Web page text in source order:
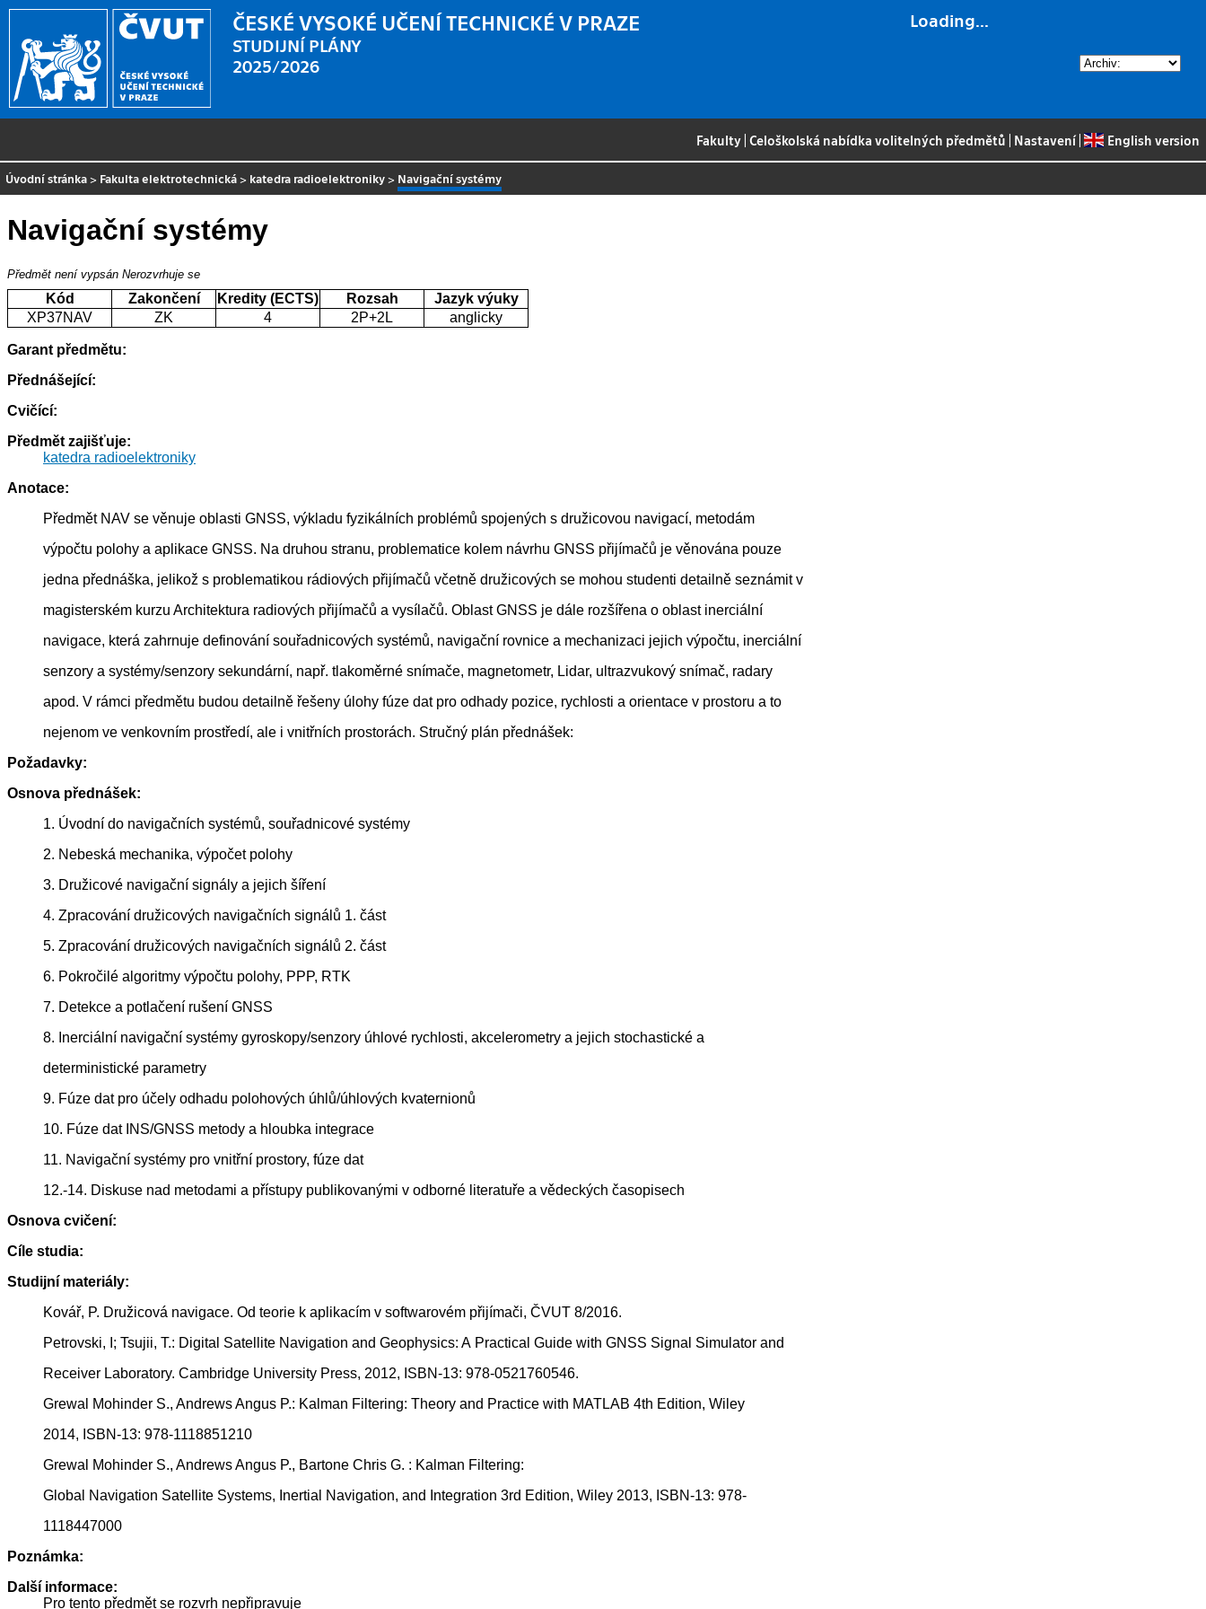
Loading...
ČESKÉ VYSOKÉ UČENÍ TECHNICKÉ V PRAZE
STUDIJNÍ PLÁNY
2025/2026
Fakulty |Celoškolská nabídka volitelných předmětů Nastavení| English version
Úvodní stránka > Fakulta elektrotechnická > katedra radioelektroniky > Navigační systémy
Navigační systémy
Předmět není vypsán Nerozvrhuje se
Kód Zakončení Kredity (ECTS) Rozsah
Jazyk výuky
XP37NAV
ZK 4 2P+2L anglicky
Garant předmětu:
Přednášející:
Cvičící:
Předmět zajišťuje:
katedra radioelektroniky
Anotace:
Předmět NAV se věnuje oblasti GNSS, výkladu fyzikálních problémů spojených s družicovou navigací, metodám
výpočtu polohy a aplikace GNSS. Na druhou stranu, problematice kolem návrhu GNSS přijímačů je věnována pouze
jedna přednáška, jelikož s problematikou rádiových přijímačů včetně družicových se mohou studenti detailně seznámit v
magisterském kurzu Architektura radiových přijímačů a vysílačů. Oblast GNSS je dále rozšířena o oblast inerciální
navigace, která zahrnuje definování souřadnicových systémů, navigační rovnice a mechanizaci jejich výpočtu, inerciální
senzory a systémy/senzory sekundární, např. tlakoměrné snímače, magnetometr, Lidar, ultrazvukový snímač, radary
apod. V rámci předmětu budou detailně řešeny úlohy fúze dat pro odhady pozice, rychlosti a orientace v prostoru a to
nejenom ve venkovním prostředí, ale i vnitřních prostorách. Stručný plán přednášek:
Požadavky:
Osnova přednášek:
1. Úvodní do navigačních systémů, souřadnicové systémy
2. Nebeská mechanika, výpočet polohy
3. Družicové navigační signály a jejich šíření
4. Zpracování družicových navigačních signálů 1. část
5. Zpracování družicových navigačních signálů 2. část
6. Pokročilé algoritmy výpočtu polohy, PPP, RTK
7. Detekce a potlačení rušení GNSS
8. Inerciální navigační systémy gyroskopy/senzory úhlové rychlosti, akcelerometry a jejich stochastické a
deterministické parametry
9. Fúze dat pro účely odhadu polohových úhlů/úhlových kvaternionů
10. Fúze dat INS/GNSS metody a hloubka integrace
11. Navigační systémy pro vnitřní prostory, fúze dat
12.-14. Diskuse nad metodami a přístupy publikovanými v odborné literatuře a vědeckých časopisech
Osnova cvičení:
Cíle studia:
Studijní materiály:
Kovář, P. Družicová navigace. Od teorie k aplikacím v softwarovém přijímači, ČVUT 8/2016.
Petrovski, I; Tsujii, T.: Digital Satellite Navigation and Geophysics: A Practical Guide with GNSS Signal Simulator and
Receiver Laboratory. Cambridge University Press, 2012, ISBN-13: 978-0521760546.
Grewal Mohinder S., Andrews Angus P.: Kalman Filtering: Theory and Practice with MATLAB 4th Edition, Wiley
2014, ISBN-13: 978-1118851210
Grewal Mohinder S., Andrews Angus P., Bartone Chris G. : Kalman Filtering:
Global Navigation Satellite Systems, Inertial Navigation, and Integration 3rd Edition, Wiley 2013, ISBN-13: 978-
1118447000
Poznámka:
Další informace:
Pro tento předmět se rozvrh nepřipravuje